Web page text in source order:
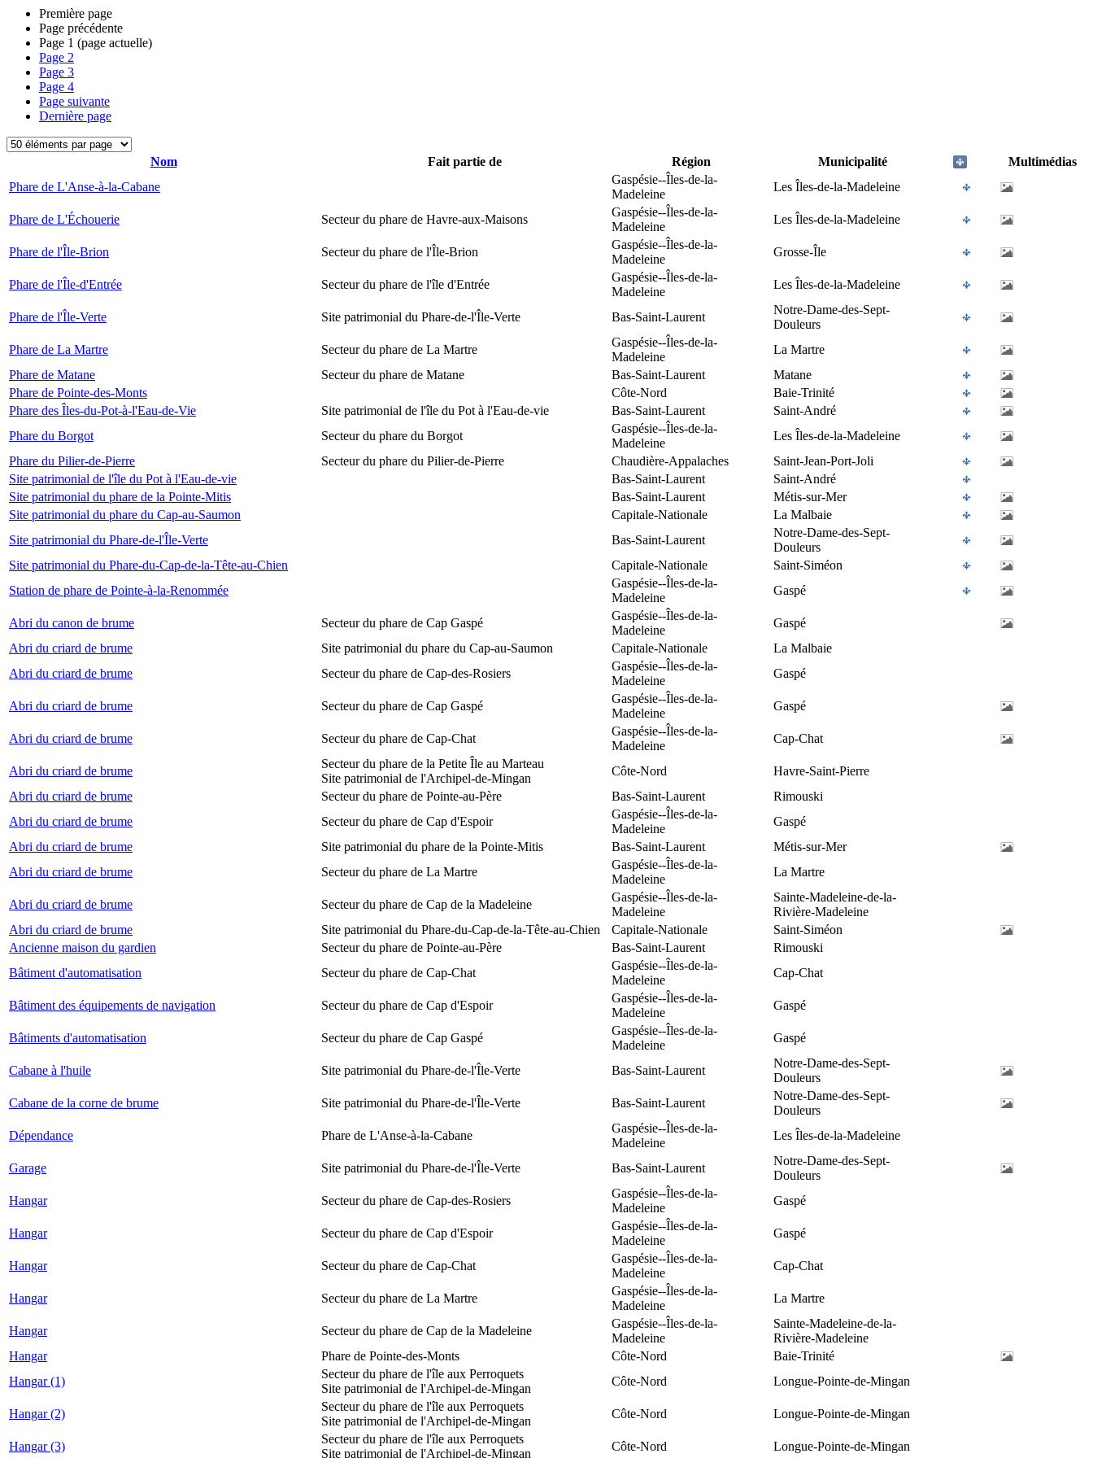
Première page
Page précédente
Page 1 (page actuelle)
Page 2
Page 3
Page 4
Page suivante
Dernière page
Nom Fait partie de Région Municipalité
Multimédias
Phare de L'Anse-à-la-Cabane
Gaspésie--Îles-de-la-
Madeleine
Les Îles-de-la-Madeleine
Phare de L'Échouerie Secteur du phare de Havre-aux-Maisons
Gaspésie--Îles-de-la-
Madeleine
Les Îles-de-la-Madeleine
Phare de l'Île-Brion Secteur du phare de l'Île-Brion
Gaspésie--Îles-de-la-
Madeleine
Grosse-Île
Phare de l'Île-d'Entrée Secteur du phare de l'île d'Entrée
Gaspésie--Îles-de-la-
Madeleine
Les Îles-de-la-Madeleine
Phare de l'Île-Verte Site patrimonial du Phare-de-l'Île-Verte Bas-Saint-Laurent
Notre-Dame-des-Sept-
Douleurs
Phare de La Martre
Secteur du phare de La Martre
Gaspésie--Îles-de-la-
Madeleine
La Martre
Phare de Matane
Secteur du phare de Matane Bas-Saint-Laurent
Matane
Phare de Pointe-des-Monts
Côte-Nord
Baie-Trinité
Phare des Îles-du-Pot-à-l'Eau-de-Vie
Site patrimonial de l'île du Pot à l'Eau-de-vie Bas-Saint-Laurent
Saint-André
Phare du Borgot
Secteur du phare du Borgot
Gaspésie--Îles-de-la-
Madeleine
Les Îles-de-la-Madeleine
Phare du Pilier-de-Pierre
Secteur du phare du Pilier-de-Pierre Chaudière-Appalaches
Saint-Jean-Port-Joli
Site patrimonial de l'île du Pot à l'Eau-de-vie
Bas-Saint-Laurent
Saint-André
Site patrimonial du phare de la Pointe-Mitis
Bas-Saint-Laurent
Métis-sur-Mer
Site patrimonial du phare du Cap-au-Saumon
Capitale-Nationale
La Malbaie
Site patrimonial du Phare-de-l'Île-Verte
Bas-Saint-Laurent
Notre-Dame-des-Sept-
Douleurs
Site patrimonial du Phare-du-Cap-de-la-Tête-au-Chien
Capitale-Nationale
Saint-Siméon
Station de phare de Pointe-à-la-Renommée
Gaspésie--Îles-de-la-
Madeleine
Gaspé
Abri du canon de brume Secteur du phare de Cap Gaspé
Gaspésie--Îles-de-la-
Madeleine
Gaspé
Abri du criard de brume
Site patrimonial du phare du Cap-au-Saumon Capitale-Nationale
La Malbaie
Abri du criard de brume
Secteur du phare de Cap-des-Rosiers
Gaspésie--Îles-de-la-
Madeleine
Gaspé
Abri du criard de brume Secteur du phare de Cap Gaspé
Gaspésie--Îles-de-la-
Madeleine
Gaspé
Abri du criard de brume Secteur du phare de Cap-Chat
Gaspésie--Îles-de-la-
Madeleine
Cap-Chat
Abri du criard de brume
Secteur du phare de la Petite Île au Marteau
Site patrimonial de l'Archipel-de-Mingan
Côte-Nord
Havre-Saint-Pierre
Abri du criard de brume
Secteur du phare de Pointe-au-Père Bas-Saint-Laurent
Rimouski
Abri du criard de brume
Secteur du phare de Cap d'Espoir
Gaspésie--Îles-de-la-
Madeleine
Gaspé
Abri du criard de brume
Site patrimonial du phare de la Pointe-Mitis Bas-Saint-Laurent
Métis-sur-Mer
Abri du criard de brume
Secteur du phare de La Martre
Gaspésie--Îles-de-la-
Madeleine
La Martre
Abri du criard de brume Secteur du phare de Cap de la Madeleine
Gaspésie--Îles-de-la-
Madeleine
Sainte-Madeleine-de-la-
Rivière-Madeleine
Abri du criard de brume
Site patrimonial du Phare-du-Cap-de-la-Tête-au-Chien Capitale-Nationale
Saint-Siméon
Ancienne maison du gardien
Secteur du phare de Pointe-au-Père Bas-Saint-Laurent
Rimouski
Bâtiment d'automatisation
Secteur du phare de Cap-Chat
Gaspésie--Îles-de-la-
Madeleine
Cap-Chat
Bâtiment des équipements de navigation Secteur du phare de Cap d'Espoir
Gaspésie--Îles-de-la-
Madeleine
Gaspé
Bâtiments d'automatisation Secteur du phare de Cap Gaspé
Gaspésie--Îles-de-la-
Madeleine
Gaspé
Cabane à l'huile Site patrimonial du Phare-de-l'Île-Verte Bas-Saint-Laurent
Notre-Dame-des-Sept-
Douleurs
Cabane de la corne de brume
Site patrimonial du Phare-de-l'Île-Verte Bas-Saint-Laurent
Notre-Dame-des-Sept-
Douleurs
Dépendance
Phare de L'Anse-à-la-Cabane
Gaspésie--Îles-de-la-
Madeleine
Les Îles-de-la-Madeleine
Garage Site patrimonial du Phare-de-l'Île-Verte Bas-Saint-Laurent
Notre-Dame-des-Sept-
Douleurs
Hangar
Secteur du phare de Cap-des-Rosiers
Gaspésie--Îles-de-la-
Madeleine
Gaspé
Hangar Secteur du phare de Cap d'Espoir
Gaspésie--Îles-de-la-
Madeleine
Gaspé
Hangar Secteur du phare de Cap-Chat
Gaspésie--Îles-de-la-
Madeleine
Cap-Chat
Hangar Secteur du phare de La Martre
Gaspésie--Îles-de-la-
Madeleine
La Martre
Hangar Secteur du phare de Cap de la Madeleine
Gaspésie--Îles-de-la-
Madeleine
Sainte-Madeleine-de-la-
Rivière-Madeleine
Hangar
Phare de Pointe-des-Monts Côte-Nord
Baie-Trinité
Hangar (1)
Secteur du phare de l'île aux Perroquets
Site patrimonial de l'Archipel-de-Mingan
Côte-Nord Longue-Pointe-de-Mingan
Hangar (2)
Secteur du phare de l'île aux Perroquets
Site patrimonial de l'Archipel-de-Mingan
Côte-Nord Longue-Pointe-de-Mingan
Hangar (3)
Secteur du phare de l'île aux Perroquets
Site patrimonial de l'Archipel-de-Mingan
Côte-Nord Longue-Pointe-de-Mingan